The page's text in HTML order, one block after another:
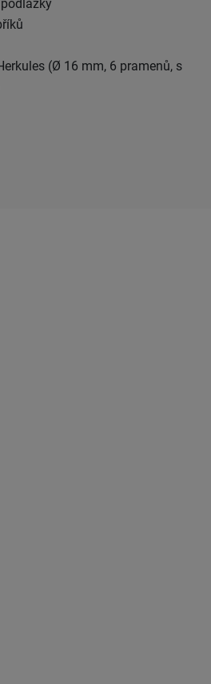
(Ø 16 mm, 6 pramenů, s